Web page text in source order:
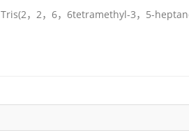
Tris(2，2，6，6tetramethyl-3，5-